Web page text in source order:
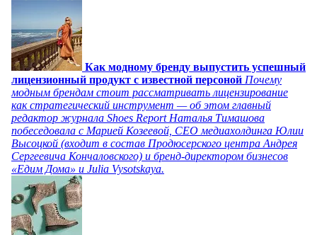
Как модному бренду выпустить успешный
лицензионный продукт с известной персоной Почему
модным брендам стоит рассматривать лицензирование
как стратегический инструмент — об этом главный
редактор журнала Shoes Report Наталья Тимашова
побеседовала с Марией Козеевой, СЕО медиахолдинга Юлии
Высоцкой (входит в состав Продюсерского центра Андрея
Сергеевича Кончаловского) и бренд-директором бизнесов
«Едим Дома» и Julia Vysotskaya.